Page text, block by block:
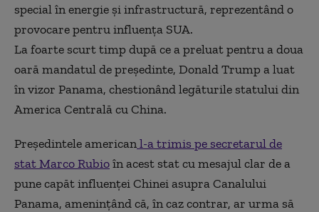
special în energie şi infrastructură, reprezentând o
provocare pentru influenţa SUA.
La foarte scurt timp după ce a preluat pentru a doua
oară mandatul de preşedinte, Donald Trump a luat
în vizor Panama, chestionând legăturile statului din
America Centrală cu China.
Preşedintele americanl-a trimis pe secretarul de
stat Marco Rubioîn acest stat cu mesajul clar de a
pune capăt influenţei Chinei asupra Canalului
Panama, ameninţând că, în caz contrar, ar urma să